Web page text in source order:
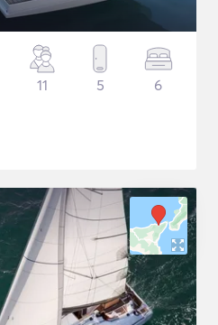
11 5 6